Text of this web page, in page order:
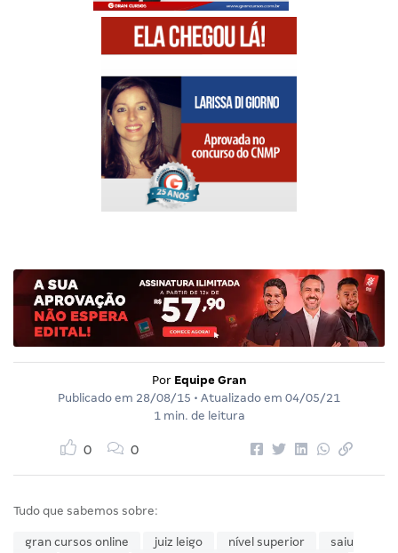
Por Equipe Gran
Publicado em 28/08/15 • Atualizado em 04/05/21
1 min. de leitura
0 0
Tudo que sabemos sobre:
gran cursos online juiz leigo nível superior
saiu